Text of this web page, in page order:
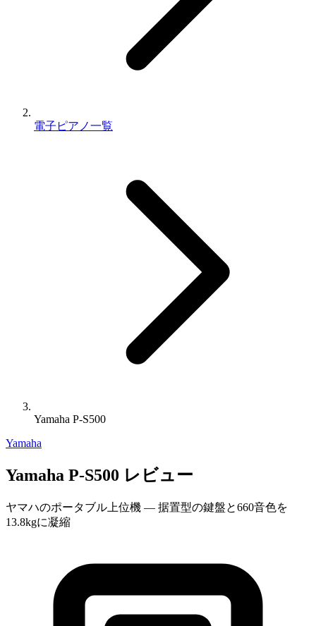
電子ピアノ一覧
Yamaha P-S500
Yamaha
Yamaha P-S500 レビュー
ヤマハのポータブル上位機 — 据置型の鍵盤と660音色を
13.8kgに凝縮